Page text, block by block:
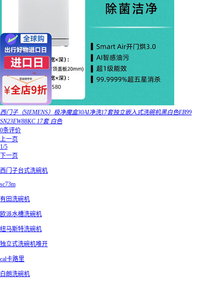
西门子（SIEMENS）极净魔盒30AI净洗17套独立嵌入式洗碗机黑白色EB99
SN23EW88KC 17套 白色
0条评价
上一页
1/5
下一页
西门子台式洗碗机
sc73m
有田洗碗机
欧派水槽洗碗机
纽马斯特洗碗机
独立式洗碗机唯开
cal卡路里
白朗洗碗机